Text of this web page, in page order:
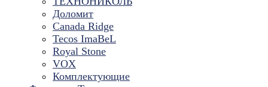
Доломит
Canada Ridge
Tecos ImaBeL
Royal Stone
VOX
Комплектующие